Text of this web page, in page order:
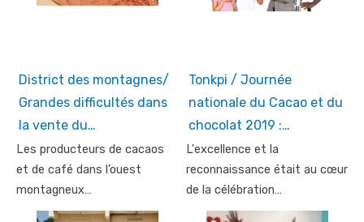
District des montagnes/
Grandes difficultés dans
la vente du…
Les producteurs de cacaos
et de café dans l’ouest
montagneux…
Tonkpi / Journée
nationale du Cacao et du
chocolat 2019 :…
L'excellence et la
reconnaissance était au cœur
de la célébration…